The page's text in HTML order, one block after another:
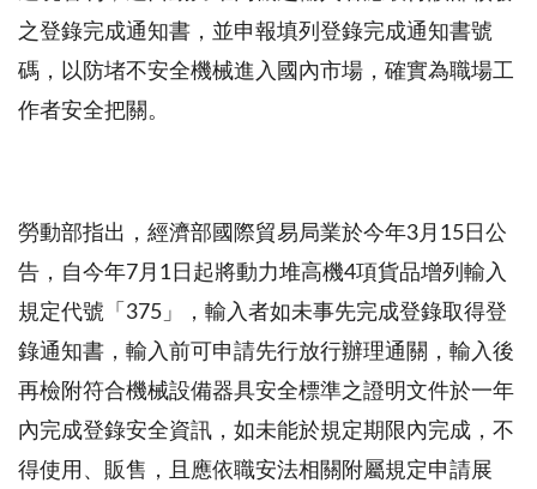
之登錄完成通知書，並申報填列登錄完成通知書號
碼，以防堵不安全機械進入國內市場，確實為職場工
作者安全把關。
勞動部指出，經濟部國際貿易局業於今年3月15日公
告，自今年7月1日起將動力堆高機4項貨品增列輸入
規定代號「375」，輸入者如未事先完成登錄取得登
錄通知書，輸入前可申請先行放行辦理通關，輸入後
再檢附符合機械設備器具安全標準之證明文件於一年
內完成登錄安全資訊，如未能於規定期限內完成，不
得使用、販售，且應依職安法相關附屬規定申請展